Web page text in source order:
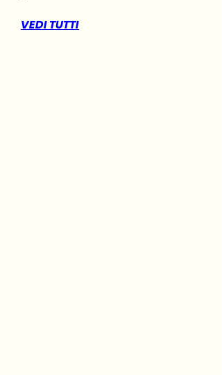
VEDI TUTTI